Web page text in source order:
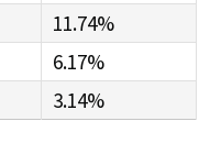
11.74%
6.17%
3.14%